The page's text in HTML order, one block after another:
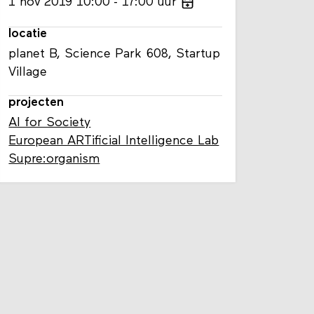
locatie
planet B, Science Park 608, Startup
Village
projecten
AI for Society
European ARTificial Intelligence Lab
Supre:organism